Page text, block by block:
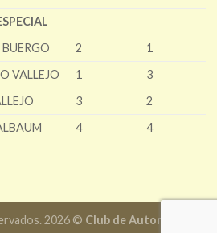
2
1
VALLEJO 1
3
3
2
4 4
2026 © Club de Automóviles